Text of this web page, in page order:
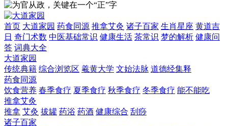
首页 大道家园 药食同源 推拿艾灸 诸子百家 生肖星座 黄道吉
日 奇门术数 中医基础常识 健康生活 茶常识 梦的解析 健康问
答 词典大全
大道家园
传统典籍 综合浏览区 羲黄大学 文始法脉 道德经集释
药食同源
饮食营养 春季食疗 夏季食疗 秋季食疗 冬季食疗 能不能吃
推拿艾灸
推拿 艾灸 拔罐 药浴 药酒 健康综合 刮痧
诸子百家